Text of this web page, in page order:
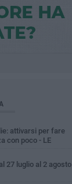
attivarsi per fare
con poco - LE
27 luglio al 2 agosto